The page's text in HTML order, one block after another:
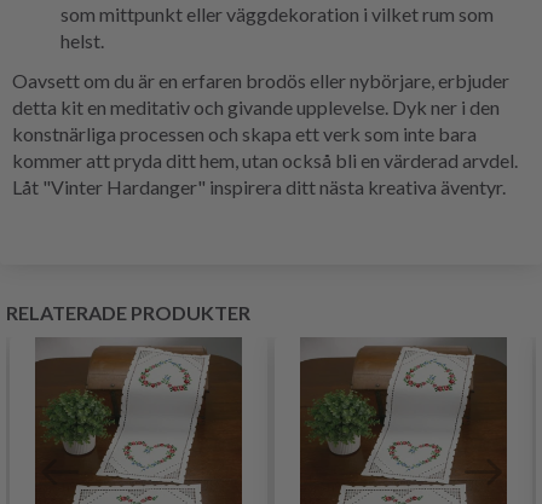
som mittpunkt eller väggdekoration i vilket rum som
helst.
Oavsett om du är en erfaren brodös eller nybörjare, erbjuder
detta kit en meditativ och givande upplevelse. Dyk ner i den
konstnärliga processen och skapa ett verk som inte bara
kommer att pryda ditt hem, utan också bli en värderad arvdel.
Låt "Vinter Hardanger" inspirera ditt nästa kreativa äventyr.
RELATERADE PRODUKTER